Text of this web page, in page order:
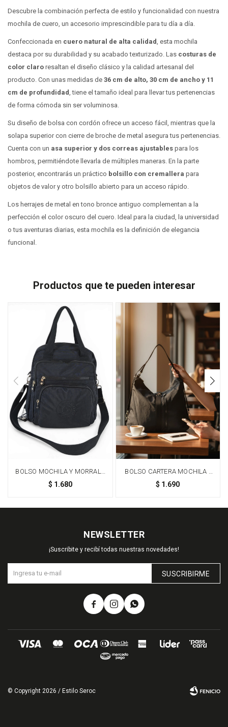
Descubre la combinación perfecta de estilo y funcionalidad con nuestra
mochila de cuero, un accesorio imprescindible para tu día a día.
Confeccionada en cuero natural de alta calidad, esta mochila
destaca por su durabilidad y su acabado texturizado. Las costuras de
color claro resaltan el diseño clásico y la calidad artesanal del
producto. Con unas medidas de 36 cm de alto, 30 cm de ancho y 11
cm de profundidad, tiene el tamaño ideal para llevar tus pertenencias
de forma cómoda sin ser voluminosa.
Su diseño de bolsa con cordón ofrece un acceso fácil, mientras que la
solapa superior con cierre de broche de metal asegura tus pertenencias.
Cuenta con un asa superior y dos correas ajustables para los
hombros, permitiéndote llevarla de múltiples maneras. En la parte
posterior, encontrarás un práctico bolsillo con cremallera para
objetos de valor y otro bolsillo abierto para un acceso rápido.
Los herrajes de metal en tono bronce antiguo complementan a la
perfección el color oscuro del cuero. Ideal para la ciudad, la universidad
o tus aventuras diarias, esta mochila es la definición de elegancia
funcional.
Productos que te pueden interesar
BOLSO MOCHILA Y MORRAL -
NEGRO
$ 1.680
BOLSO CARTERA MOCHILA -
NEGRO
$ 1.690
NEWSLETTER
¡Suscribite y recibí todas nuestras novedades!
SUSCRIBIRME
  
© Copyright 2026 / Estilo Seroc